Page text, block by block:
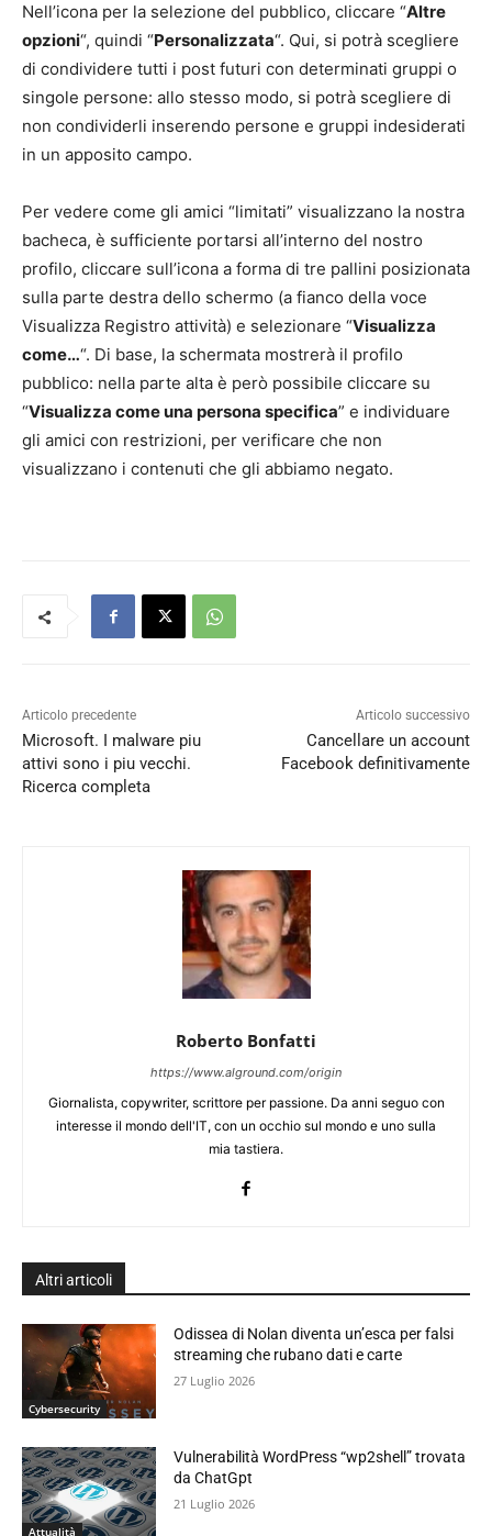
Nell’icona per la selezione del pubblico, cliccare “Altre
opzioni“, quindi “Personalizzata“. Qui, si potrà scegliere
di condividere tutti i post futuri con determinati gruppi o
singole persone: allo stesso modo, si potrà scegliere di
non condividerli inserendo persone e gruppi indesiderati
in un apposito campo.
Per vedere come gli amici “limitati” visualizzano la nostra
bacheca, è sufficiente portarsi all’interno del nostro
profilo, cliccare sull’icona a forma di tre pallini posizionata
sulla parte destra dello schermo (a fianco della voce
Visualizza Registro attività) e selezionare “Visualizza
come…“. Di base, la schermata mostrerà il profilo
pubblico: nella parte alta è però possibile cliccare su
“Visualizza come una persona specifica” e individuare
gli amici con restrizioni, per verificare che non
visualizzano i contenuti che gli abbiamo negato.
Articolo precedente
Microsoft. I malware piu
attivi sono i piu vecchi.
Ricerca completa
Articolo successivo
Cancellare un account
Facebook definitivamente
Roberto Bonfatti
https://www.alground.com/origin
Giornalista, copywriter, scrittore per passione. Da anni seguo con
interesse il mondo dell'IT, con un occhio sul mondo e uno sulla
mia tastiera.
Altri articoli
Cybersecurity
Odissea di Nolan diventa un’esca per falsi
streaming che rubano dati e carte
27 Luglio 2026
Attualità
Vulnerabilità WordPress “wp2shell” trovata
da ChatGpt
21 Luglio 2026